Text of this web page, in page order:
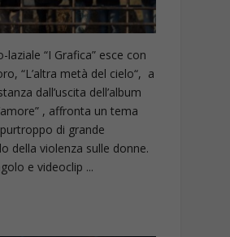
laziale “I Grafica” esce con
“L’altra metà del cielo“, a
dall’uscita dell’album
, affronta un tema
di grande
della violenza sulle donne.
e videoclip ...